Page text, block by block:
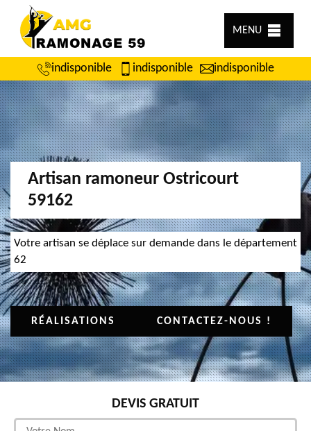
MENU
indisponible indisponible indisponible
Artisan ramoneur Ostricourt
59162
Votre artisan se déplace sur demande dans le département
62
RÉALISATIONS CONTACTEZ-NOUS !
DEVIS GRATUIT